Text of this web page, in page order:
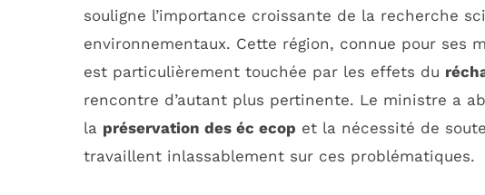
souligne l’importance croissante de la recherche
environnementaux. Cette région, connue pour ses
est particulièrement touchée par les effets du
rencontre d’autant plus pertinente. Le ministre a
la préservation des éc ecop et la nécessité de
travaillent inlassablement sur ces problématiques.